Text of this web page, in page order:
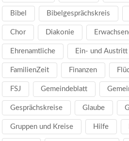
Bibel Bibelgesprächskreis
Chor Diakonie
Ehrenamtliche Ein- und Austritt
FamilienZeit Finanzen
FSJ Gemeindeblatt
Gesprächskreise Glaube
Gruppen und Kreise Hilfe